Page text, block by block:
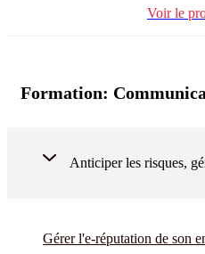
Voir le
Formation:
Anticiper les risques,
Gérer l'e-réputation de son